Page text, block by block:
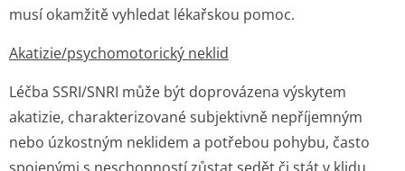
musí okamžitě vyhledat lékařskou pomoc.
Akatizie/psycho­motorický neklid
Léčba SSRI/SNRI může být doprovázena výskytem
akatizie, charakterizované subjektivně nepříjemným
nebo úzkostným neklidem a potřebou pohybu, často